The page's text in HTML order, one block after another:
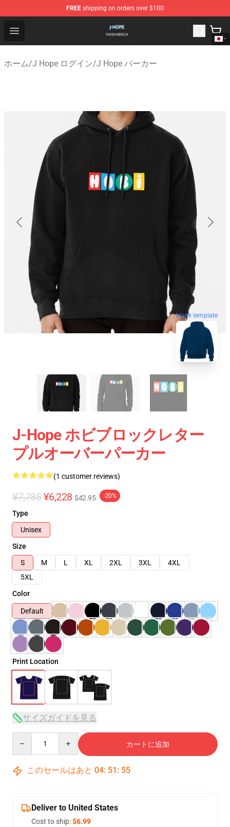
FREE shipping on orders over $100
Open menu
J Hope Shop - Official J Hope Merchandise Store
ホーム/J Hope ログイン/J Hope パーカー
blank template
J-Hope ホビブロックレター
プルオーバーパーカー
(1 customer reviews)
¥7,785 ¥6,228 $42.95 -20%
Type
Unisex
Size
S
M L XL 2XL 3XL
4XL
5XL
Color
Default
Print Location
サイズガイドを見る
カートに追加
このセールはあと 04: 51 : 54
Deliver to United States
Cost to ship:$6.99